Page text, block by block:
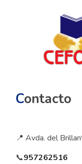
Contacto
📍 Avda. del
📞957262516